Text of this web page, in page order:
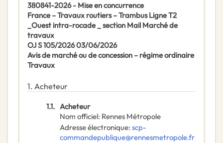
380841-2026 - Mise en concurrence
France – Travaux routiers – Trambus Ligne T2
_Ouest intra-rocade _ section Mail Marché de
travaux
OJ S 105/2026 03/06/2026
Avis de marché ou de concession – régime ordinaire
Travaux
1. Acheteur
1.1. Acheteur
Nom officiel: Rennes Métropole
Adresse électronique: scp-
commandepublique@rennesmetropole.fr